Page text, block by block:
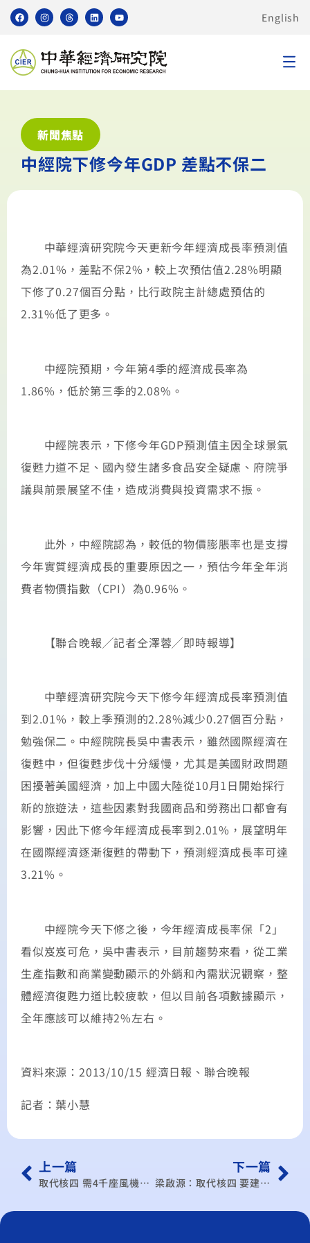
English
新聞焦點
中經院下修今年GDP 差點不保二
中華經濟研究院今天更新今年經濟成長率預測值
為2.01%，差點不保2%，較上次預估值2.28%明顯
下修了0.27個百分點，比行政院主計總處預估的
2.31%低了更多。
中經院預期，今年第4季的經濟成長率為
1.86%，低於第三季的2.08%。
中經院表示，下修今年GDP預測值主因全球景氣
復甦力道不足、國內發生諸多食品安全疑慮、府院爭
議與前景展望不佳，造成消費與投資需求不振。
此外，中經院認為，較低的物價膨脹率也是支撐
今年實質經濟成長的重要原因之一，預估今年全年消
費者物價指數（CPI）為0.96%。
【聯合晚報╱記者仝澤蓉╱即時報導】
中華經濟研究院今天下修今年經濟成長率預測值
到2.01%，較上季預測的2.28%減少0.27個百分點，
勉強保二。中經院院長吳中書表示，雖然國際經濟在
復甦中，但復甦步伐十分緩慢，尤其是美國財政問題
困擾著美國經濟，加上中國大陸從10月1日開始採行
新的旅遊法，這些因素對我國商品和勞務出口都會有
影響，因此下修今年經濟成長率到2.01%，展望明年
在國際經濟逐漸復甦的帶動下，預測經濟成長率可達
3.21%。
中經院今天下修之後，今年經濟成長率保「2」
看似岌岌可危，吳中書表示，目前趨勢來看，從工業
生產指數和商業變動顯示的外銷和內需狀況觀察，整
體經濟復甦力道比較疲軟，但以目前各項數據顯示，
全年應該可以維持2%左右。
資料來源：2013/10/15 經濟日報、聯合晚報
記者：葉小慧
上一篇
取代核四 需4千座風機或0.6個北市裝太陽能
下一篇
梁啟源：取代核四 要建4千座風力發電機